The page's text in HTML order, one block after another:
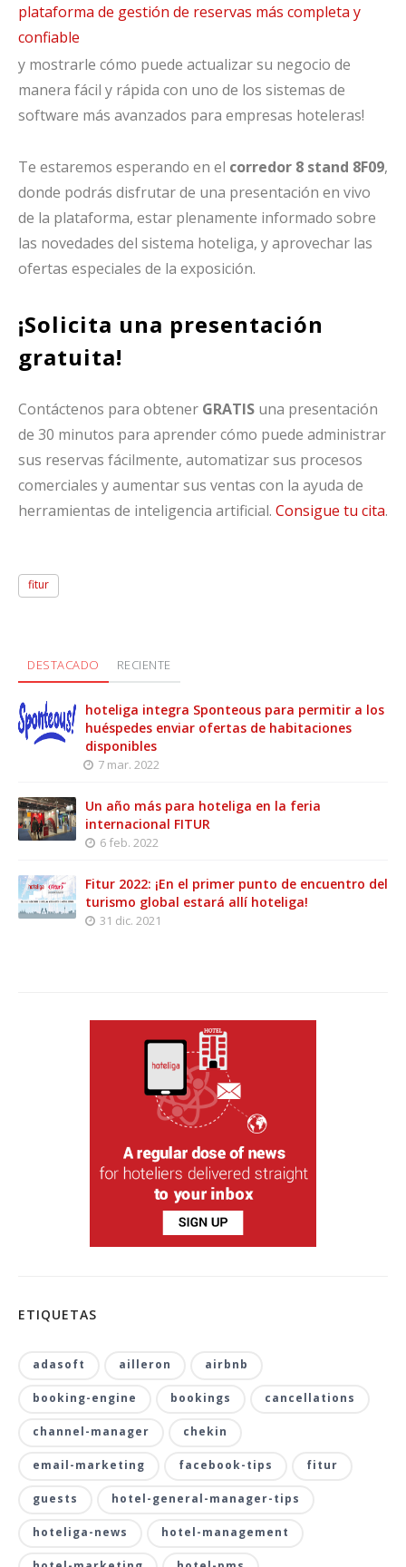
plataforma de gestión de reservas más completa y
confiable
y mostrarle cómo puede actualizar su negocio de
manera fácil y rápida con uno de los sistemas de
software más avanzados para empresas hoteleras!
Te estaremos esperando en el corredor 8 stand 8F09,
donde podrás disfrutar de una presentación en vivo
de la plataforma, estar plenamente informado sobre
las novedades del sistema hoteliga, y aprovechar las
ofertas especiales de la exposición.
¡Solicita una presentación
gratuita!
Contáctenos para obtener GRATIS una presentación
de 30 minutos para aprender cómo puede administrar
sus reservas fácilmente, automatizar sus procesos
comerciales y aumentar sus ventas con la ayuda de
herramientas de inteligencia artificial. Consigue tu cita.
fitur
DESTACADO RECIENTE
hoteliga integra Sponteous para permitir a los
huéspedes enviar ofertas de habitaciones
disponibles
7 mar. 2022
Un año más para hoteliga en la feria
internacional FITUR
6 feb. 2022
Fitur 2022: ¡En el primer punto de encuentro del
turismo global estará allí hoteliga!
31 dic. 2021
ETIQUETAS
adasoft ailleron airbnb
booking-engine bookings cancellations
channel-manager chekin
email-marketing facebook-tips fitur
guests hotel-general-manager-tips
hoteliga-news hotel-management